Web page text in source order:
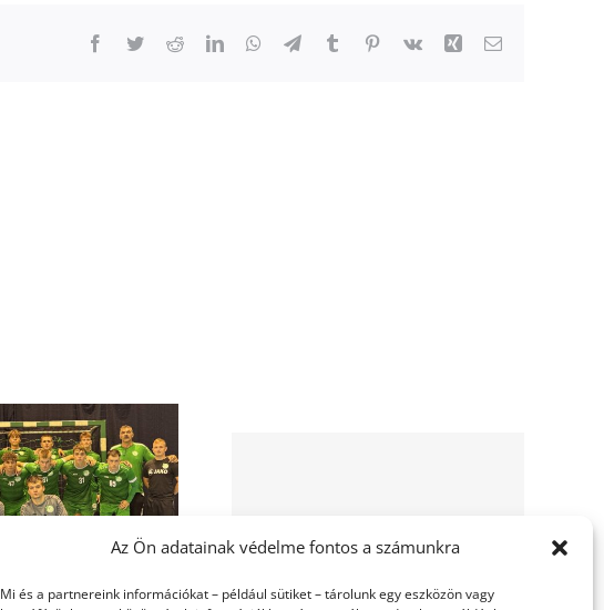
Az Ön adatainak védelme fontos a számunkra
Mi és a partnereink információkat – például sütiket – tárolunk egy eszközön vagy
Facebook
TwitterRedditLinkedInWhatsApp
TelegramTumblr Pinterest
Vk Xing Email:
Heti eredményeink